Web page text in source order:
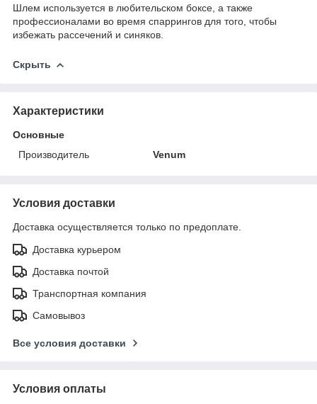
Шлем используется в любительском боксе, а также
профессионалами во время спаррингов для того, чтобы
избежать рассечений и синяков.
Скрыть
Характеристики
Основные
Производитель
Venum
Условия доставки
Доставка осуществляется только по предоплате.
Доставка курьером
Доставка почтой
Транспортная компания
Самовывоз
Все условия доставки
Условия оплаты